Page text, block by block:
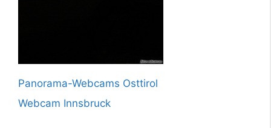
Panorama-Webcams Osttirol
Webcam Innsbruck